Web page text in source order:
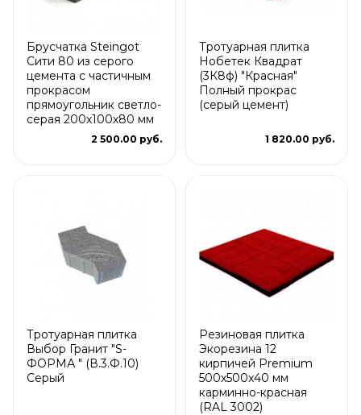
Брусчатка Steingot
Сити 80 из серого
цемента с частичным
прокрасом
прямоугольник светло-
серая 200х100х80 мм
2 500.00 руб.
Тротуарная плитка
Нобетек Квадрат
(3К8ф) "Красная"
Полный прокрас
(серый цемент)
1 820.00 руб.
Тротуарная плитка
Выбор Гранит "S-
ФОРМА " (В.3.Ф.10)
Серый
Резиновая плитка
Экорезина 12
кирпичей Premium
500x500x40 мм
карминно-красная
(RAL 3002)